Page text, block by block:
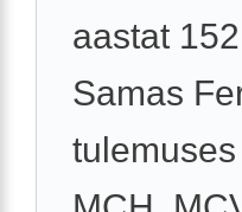
aastat
Samas